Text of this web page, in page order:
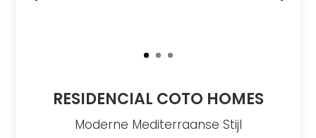
RESIDENCIAL COTO HOMES
Moderne Mediterraanse Stijl